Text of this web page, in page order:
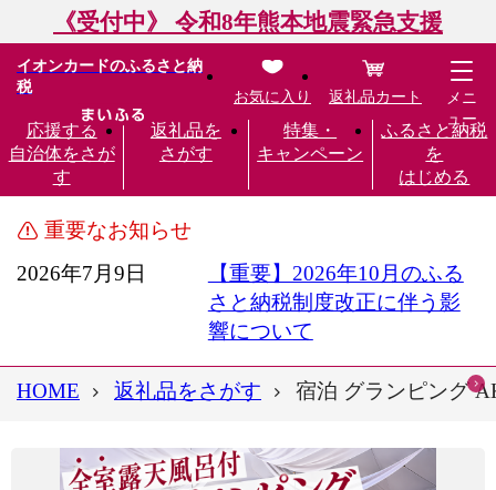
《受付中》 令和8年熊本地震緊急支援
イオンカードのふるさと納
税
応援する
自治体をさが
す
返礼品を
さがす
特集・
キャンペーン
ふるさと納税
を
はじめる
お気に入り 返礼品カート
メニ
ュー
重要なお知らせ
2026年7月9日
【重要】2026年10月のふる
さと納税制度改正に伴う影
響について
HOME 返礼品をさがす 宿泊 グランピング